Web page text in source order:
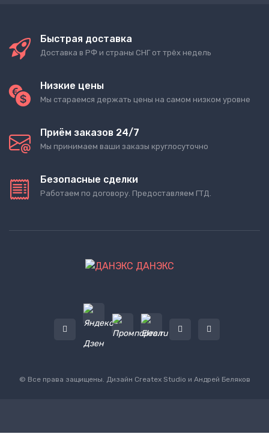
Быстрая доставка
Доставка в РФ и страны СНГ от трёх недель
Низкие цены
Мы стараемся держать цены на самом низком уровне
Приём заказов 24/7
Мы принимаем ваши заказы круглосуточно
Безопасные сделки
Работаем по договору. Предоставляем ГТД.
ДАНЭКС
© Все права защищены. Дизайн Createx Studio и Андрей Беляков